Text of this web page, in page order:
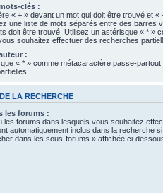
clés :
« + » devant un mot qui doit être trouvé et «
une liste de mots séparés entre des barres
doit être trouvé. Utilisez un astérisque « * »
souhaitez effectuer des recherches
:
« * » comme métacaractère passe-
LA RECHERCHE
les forums :
les forums dans lesquels vous souhaitez
automatiquement inclus dans la recherche
dans les sous-forums » affichée ci-